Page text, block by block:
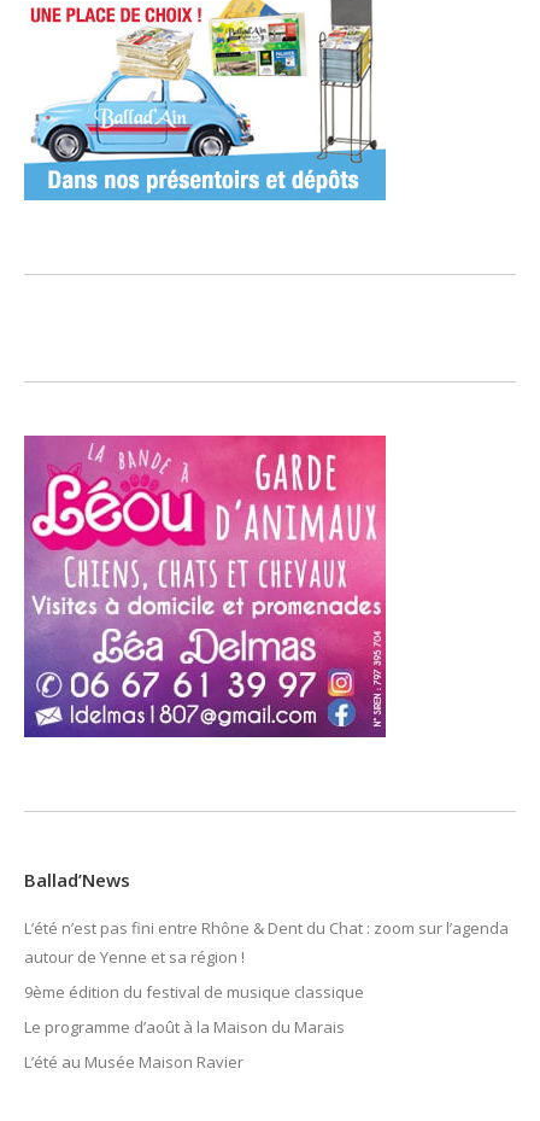
Ballad’News
L’été n’est pas fini entre Rhône & Dent du Chat : zoom sur l’agenda
autour de Yenne et sa région !
9ème édition du festival de musique classique
Le programme d’août à la Maison du Marais
L’été au Musée Maison Ravier